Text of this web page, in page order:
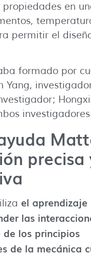
en
permitir el
formado por
Yang,
precisa
el
las
los principios
de la mecánica